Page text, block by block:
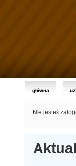
główna
Nie jesteś